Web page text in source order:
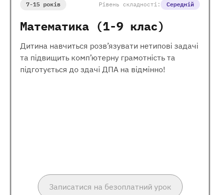
7-15 років Рівень складності: Середній
Математика (1-9 клас)
Дитина навчиться розв’язувати нетипові задачі
та підвищить комп’ютерну грамотність та
підготується до здачі ДПА на відмінно!
Записатися на безоплатний урок